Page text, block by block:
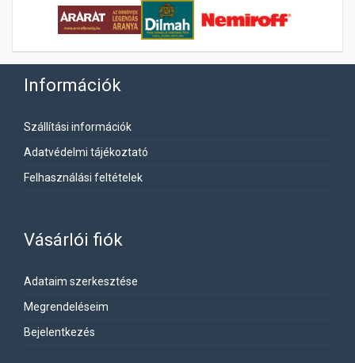
Információk
Szállítási információk
Adatvédelmi tájékoztató
Felhasználási feltételek
Vásárlói fiók
Adataim szerkesztése
Megrendeléseim
Bejelentkezés